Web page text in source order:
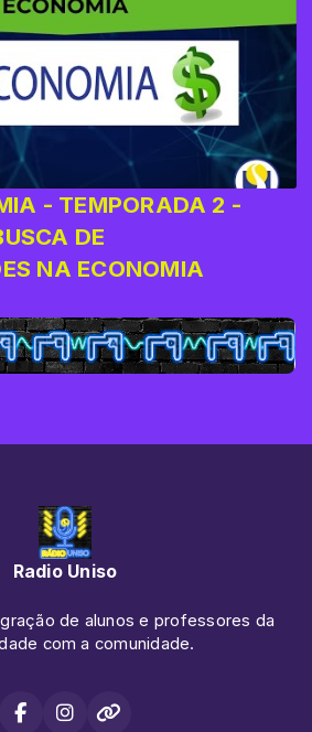
- TEMPORADA 2 -
DE
NA ECONOMIA
Radio Uniso
de alunos e professores da
com a comunidade.